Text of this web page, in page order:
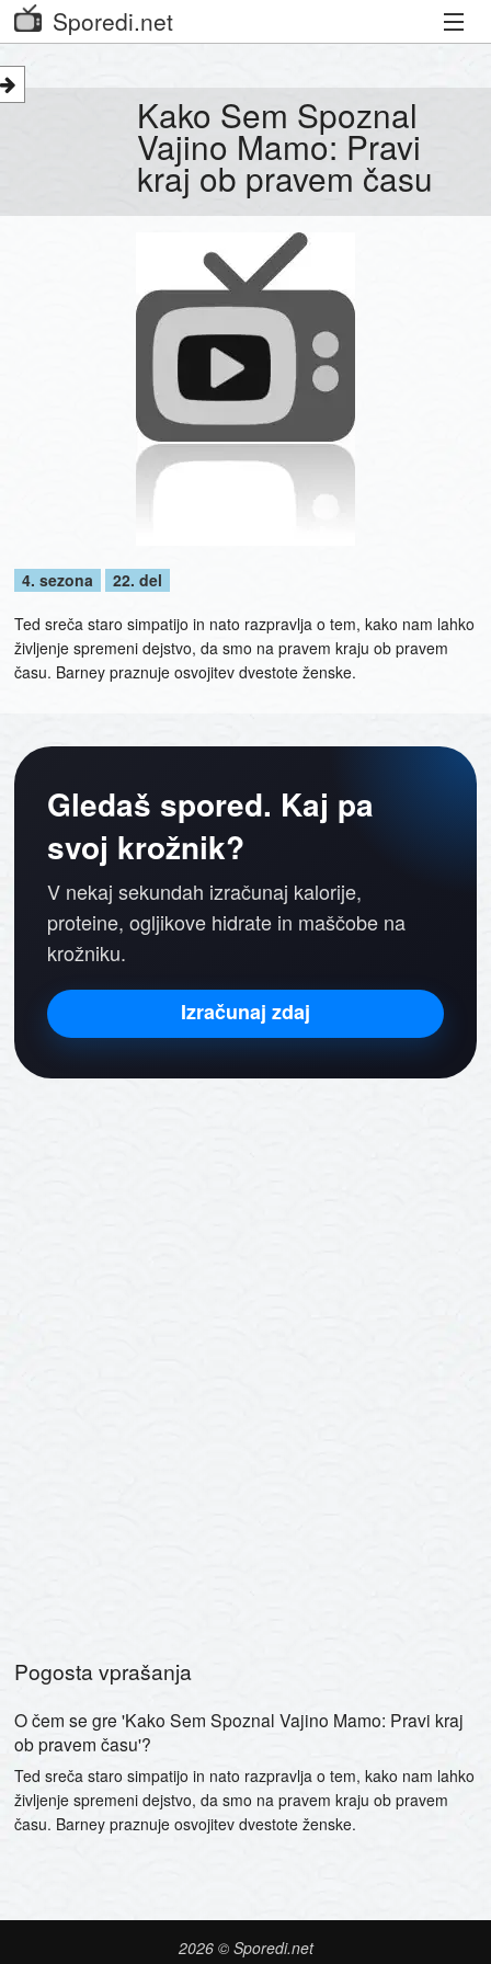
Sporedi.net
Priljubljeni kanali
Iskalnik
Kako Sem Spoznal
Vajino Mamo: Pravi
kraj ob pravem času
4. sezona
22. del
Ted sreča staro simpatijo in nato razpravlja o tem, kako nam lahko
življenje spremeni dejstvo, da smo na pravem kraju ob pravem
času. Barney praznuje osvojitev dvestote ženske.
Gledaš spored. Kaj pa
svoj krožnik?
V nekaj sekundah izračunaj kalorije,
proteine, ogljikove hidrate in maščobe na
krožniku.
Izračunaj zdaj
Pogosta vprašanja
O čem se gre 'Kako Sem Spoznal Vajino Mamo: Pravi kraj
ob pravem času'?
Ted sreča staro simpatijo in nato razpravlja o tem, kako nam lahko
življenje spremeni dejstvo, da smo na pravem kraju ob pravem
času. Barney praznuje osvojitev dvestote ženske.
2026 © Sporedi.net